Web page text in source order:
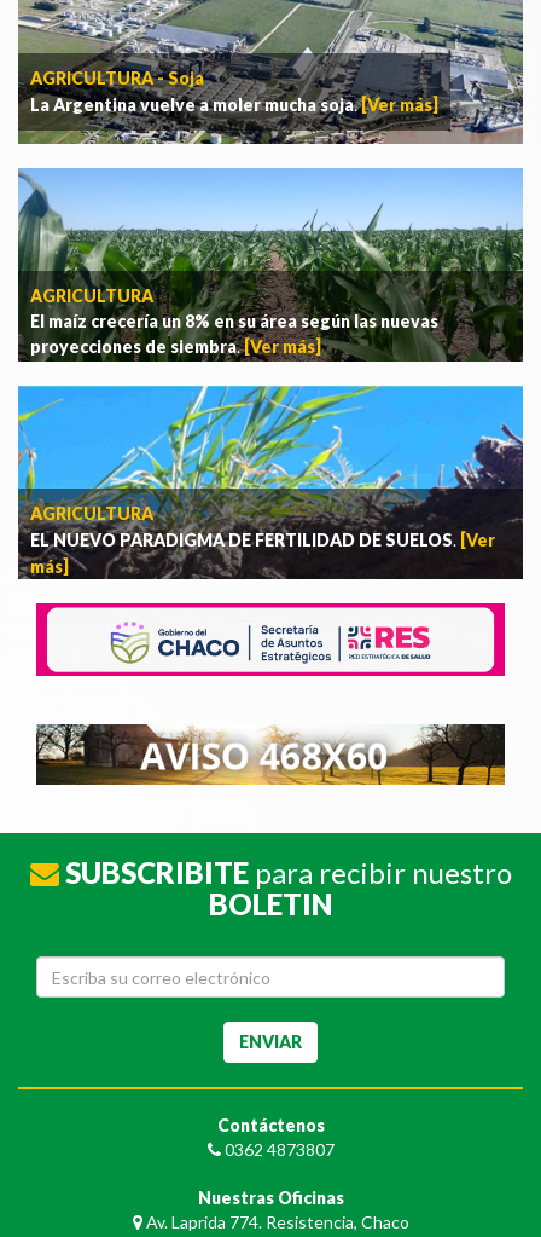
AGRICULTURA - Soja
La Argentina vuelve a moler mucha soja.[Ver más]
AGRICULTURA
El maíz crecería un 8% en su área según las nuevas
proyecciones de siembra.[Ver más]
AGRICULTURA
EL NUEVO PARADIGMA DE FERTILIDAD DE SUELOS. [Ver
más]
SUBSCRIBITEpara recibir nuestro
BOLETIN
Contáctenos
0362 4873807
Nuestras Oficinas
Av. Laprida 774. Resistencia, Chaco